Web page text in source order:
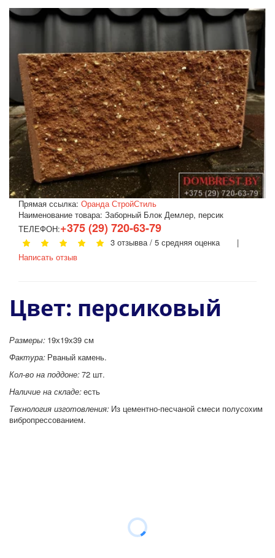
Прямая ссылка: Оранда СтройСтиль
Наименование товара: Заборный Блок Демлер, персик
ТЕЛЕФОН:+375 (29) 720-63-79
3 отзывва / 5 средняя оценка |
Написать отзыв
Цвет: персиковый
Размеры: 19х19х39 см
Фактура: Рваный камень.
Кол-во на поддоне: 72 шт.
Наличие на складе: есть
Технология изготовления: Из цементно-песчаной смеси полусохим
вибропрессованием.